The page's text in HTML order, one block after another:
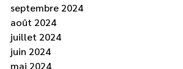
septembre 2024
août 2024
juillet 2024
juin 2024
mai 2024